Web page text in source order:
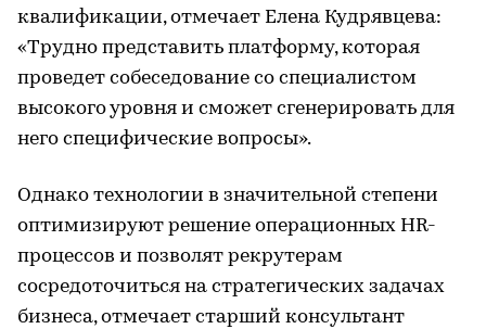
квалификации, отмечает Елена Кудрявцева:
«Трудно представить платформу, которая
проведет собеседование со специалистом
высокого уровня и сможет сгенерировать для
него специфические вопросы».
Однако технологии в значительной степени
оптимизируют решение операционных HR-
процессов и позволят рекрутерам
сосредоточиться на стратегических задачах
бизнеса, отмечает старший консультант